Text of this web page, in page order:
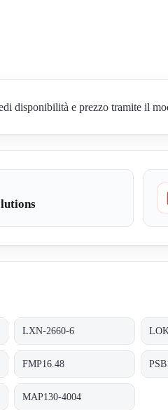
disponibilità e prezzo tramite il
LXN-2660-6
FMP16.48
MAP130-4004